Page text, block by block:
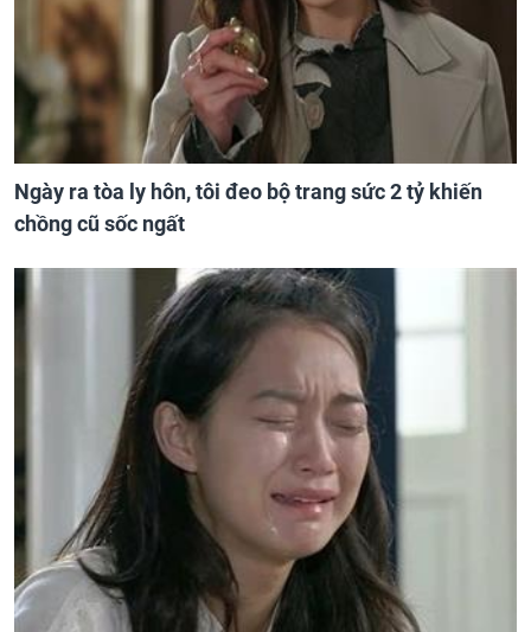
Ngày ra tòa ly hôn, tôi đeo bộ trang sức 2 tỷ khiến
chồng cũ sốc ngất